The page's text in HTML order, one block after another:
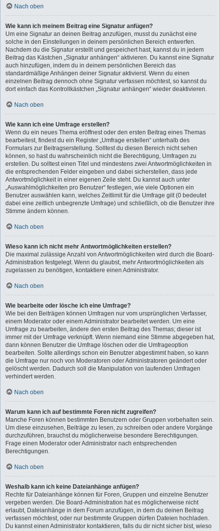
Nach oben
Wie kann ich meinem Beitrag eine Signatur anfügen?
Um eine Signatur an deinen Beitrag anzufügen, musst du zunächst eine
solche in den Einstellungen in deinem persönlichen Bereich entwerfen.
Nachdem du die Signatur erstellt und gespeichert hast, kannst du in jedem
Beitrag das Kästchen „Signatur anhängen“ aktivieren. Du kannst eine Signatur
auch hinzufügen, indem du in deinem persönlichen Bereich das
standardmäßige Anhängen deiner Signatur aktivierst. Wenn du einen
einzelnen Beitrag dennoch ohne Signatur verfassen möchtest, so kannst du
dort einfach das Kontrollkästchen „Signatur anhängen“ wieder deaktivieren.
Nach oben
Wie kann ich eine Umfrage erstellen?
Wenn du ein neues Thema eröffnest oder den ersten Beitrag eines Themas
bearbeitest, findest du ein Register „Umfrage erstellen“ unterhalb des
Formulars zur Beitragserstellung. Solltest du diesen Bereich nicht sehen
können, so hast du wahrscheinlich nicht die Berechtigung, Umfragen zu
erstellen. Du solltest einen Titel und mindestens zwei Antwortmöglichkeiten in
die entsprechenden Felder eingeben und dabei sicherstellen, dass jede
Antwortmöglichkeit in einer eigenen Zeile steht. Du kannst auch unter
„Auswahlmöglichkeiten pro Benutzer“ festlegen, wie viele Optionen ein
Benutzer auswählen kann, welches Zeitlimit für die Umfrage gilt (0 bedeutet
dabei eine zeitlich unbegrenzte Umfrage) und schließlich, ob die Benutzer ihre
Stimme ändern können.
Nach oben
Wieso kann ich nicht mehr Antwortmöglichkeiten erstellen?
Die maximal zulässige Anzahl von Antwortmöglichkeiten wird durch die Board-
Administration festgelegt. Wenn du glaubst, mehr Antwortmöglichkeiten als
zugelassen zu benötigen, kontaktiere einen Administrator.
Nach oben
Wie bearbeite oder lösche ich eine Umfrage?
Wie bei den Beiträgen können Umfragen nur vom ursprünglichen Verfasser,
einem Moderator oder einem Administrator bearbeitet werden. Um eine
Umfrage zu bearbeiten, ändere den ersten Beitrag des Themas; dieser ist
immer mit der Umfrage verknüpft. Wenn niemand eine Stimme abgegeben hat,
dann können Benutzer die Umfrage löschen oder die Umfrageoption
bearbeiten. Sollte allerdings schon ein Benutzer abgestimmt haben, so kann
die Umfrage nur noch von Moderatoren oder Administratoren geändert oder
gelöscht werden. Dadurch soll die Manipulation von laufenden Umfragen
verhindert werden.
Nach oben
Warum kann ich auf bestimmte Foren nicht zugreifen?
Manche Foren können bestimmten Benutzern oder Gruppen vorbehalten sein.
Um diese einzusehen, Beiträge zu lesen, zu schreiben oder andere Vorgänge
durchzuführen, brauchst du möglicherweise besondere Berechtigungen.
Frage einen Moderator oder Administrator nach entsprechenden
Berechtigungen.
Nach oben
Weshalb kann ich keine Dateianhänge anfügen?
Rechte für Dateianhänge können für Foren, Gruppen und einzelne Benutzer
vergeben werden. Die Board-Administration hat es möglicherweise nicht
erlaubt, Dateianhänge in dem Forum anzufügen, in dem du deinen Beitrag
verfassen möchtest, oder nur bestimmte Gruppen dürfen Dateien hochladen.
Du kannst einen Administrator kontaktieren, falls du dir nicht sicher bist, wieso